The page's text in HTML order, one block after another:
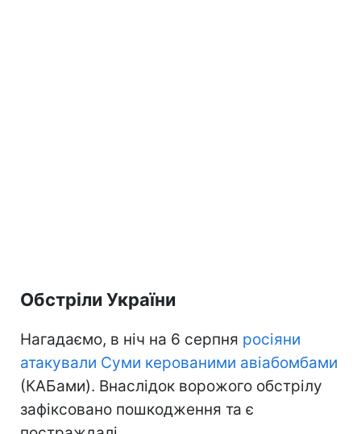
Обстріли України
Нагадаємо, в ніч на 6 серпня росіяни
атакували Суми керованими авіабомбами
(КАБами). Внаслідок ворожого обстрілу
зафіксовано пошкодження та є